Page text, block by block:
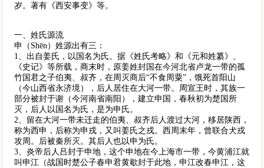
岁。著有《西安事变》等。
一、姓氏源流
申（Shēn）姓源出有三：
1、出自姜氏，以国名为氏。据《姓氏考略》和《元和姓纂》、
《史记》等所载，商末时，原姜姓封国在今河北省卢龙一带的孤
竹国君之子伯夷、叔齐，在周灭商后“不食周粟”，饿死首阳山
（今山西省永济境），后人居住在大河一带。周宣王时，其族一
部分被封于谢（今河南省南阳），建立申国，春秋初为楚国所
灭，后人以国名为氏，是为申氏。
2、留在大河一带未迁走的伯夷、叔齐后人渡过大河，移居陕西，
称为西申，后称为申戎，又叫姜氏之戎。西周末年，曾联合犬戎
攻周。后被秦所灭。其后人也以申为氏。
3、炎帝后人吕封于申地，这个申地在今上海市一带，今黄浦江就
叫申江（战国时楚公子春申君黄歇封于此地，申江改春申江，这